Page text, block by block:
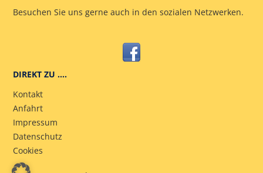
Besuchen Sie uns gerne auch in den sozialen Netzwerken.
DIREKT ZU ….
Kontakt
Anfahrt
Impressum
Datenschutz
Cookies